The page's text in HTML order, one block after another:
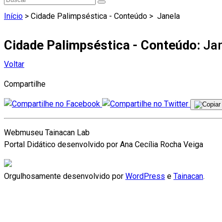
Início > Cidade Palimpséstica - Conteúdo > Janela
Cidade Palimpséstica - Conteúdo:
Voltar
Compartilhe
Webmuseu Tainacan Lab
Portal Didático desenvolvido por Ana Cecília Rocha Veiga
Orgulhosamente desenvolvido por WordPress e Tainacan.